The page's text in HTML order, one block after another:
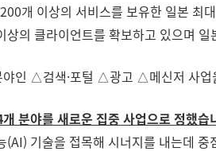
개 이상의 서비스를 보유한 일본 최
의 클라이언트를 확보하고 있으며
야인 △검색·포털 △광고 △메신저 사업
야를 새로운 집중 사업으로 정했습
기술을 접목해 시너지를 내는데 중